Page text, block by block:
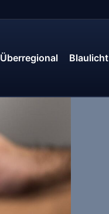
Überregional Blaulicht